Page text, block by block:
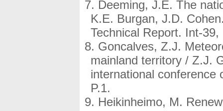
Deeming, J.E. The
K.E. Burgan, J.D.
Technical Report. Int-
Goncalves, Z.J.
mainland territory / Z.J.
international conference
P.1.
Heikinheimo, M.